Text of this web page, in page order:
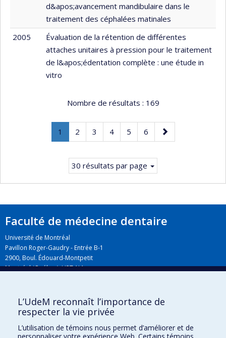
d&apos;avancement mandibulaire dans le
traitement des céphalées matinales
2005
Évaluation de la rétention de différentes
attaches unitaires à pression pour le traitement
de l&apos;édentation complète : une étude in
vitro
Nombre de résultats : 169
Page
1
Page
courante.
Page
2 Page
3 Page
4 Page
5 Page
6
Page
suivante
30 résultats par page
Faculté de médecine dentaire
Université de Montréal
Pavillon Roger-Gaudry - Entrée B-1
2900, Boul. Édouard-Montpetit
Montréal (Québec) H3T 1J4
Plan du campus
L’UdeM reconnaît l’importance de
respecter la vie privée
L’utilisation de témoins nous permet d’améliorer et de
personnaliser votre expérience Web. Certains témoins